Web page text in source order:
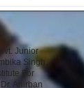
Junior
Singh,
For
Anirban